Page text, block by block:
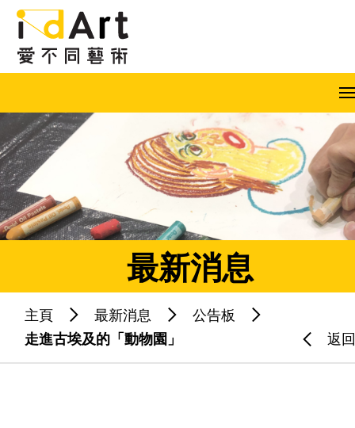
跳到內容（按回車鍵）
简 A A A
熱門關鍵字：藝術共融 藝術家
最新消息
主頁 最新消息
公告板
走進古埃及的「動物園」
返回